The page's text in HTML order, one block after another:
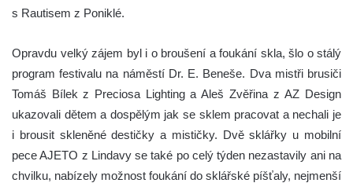
s Rautisem z Poniklé.
Opravdu velký zájem byl i o broušení a foukání skla, šlo o stálý
program festivalu na náměstí Dr. E. Beneše. Dva mistři brusiči
Tomáš Bílek z Preciosa Lighting a Aleš Zvěřina z AZ Design
ukazovali dětem a dospělým jak se sklem pracovat a nechali je
i brousit skleněné destičky a mističky. Dvě sklářky u mobilní
pece AJETO z Lindavy se také po celý týden nezastavily ani na
chvilku, nabízely možnost foukání do sklářské píšťaly, nejmenší